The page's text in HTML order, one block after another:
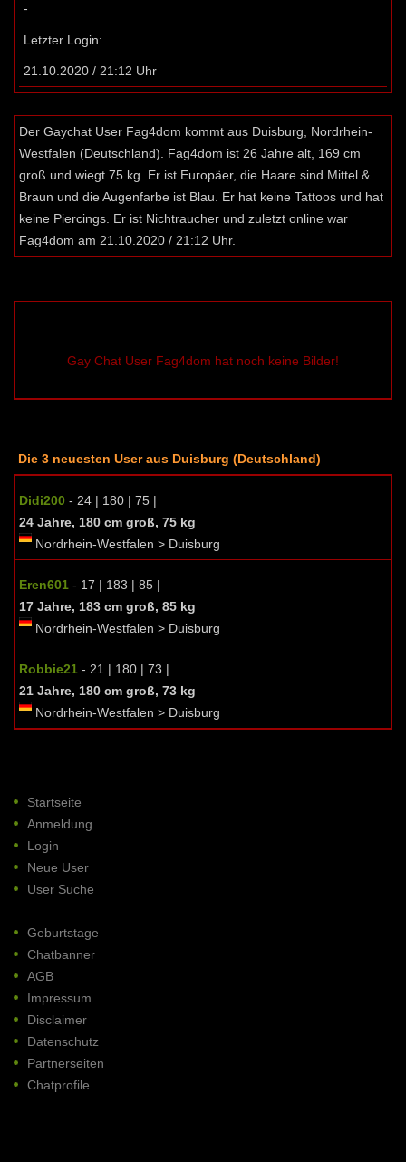
-
Letzter Login:
21.10.2020 / 21:12 Uhr
Der Gaychat User Fag4dom kommt aus Duisburg, Nordrhein-
Westfalen (Deutschland). Fag4dom ist 26 Jahre alt, 169 cm
groß und wiegt 75 kg. Er ist Europäer, die Haare sind Mittel &
Braun und die Augenfarbe ist Blau. Er hat keine Tattoos und hat
keine Piercings. Er ist Nichtraucher und zuletzt online war
Fag4dom am 21.10.2020 / 21:12 Uhr.
Gay Chat User Fag4dom hat noch keine Bilder!
Die 3 neuesten User aus Duisburg (Deutschland)
Didi200 - 24 | 180 | 75 |
24 Jahre, 180 cm groß, 75 kg
Nordrhein-Westfalen > Duisburg
Eren601 - 17 | 183 | 85 |
17 Jahre, 183 cm groß, 85 kg
Nordrhein-Westfalen > Duisburg
Robbie21 - 21 | 180 | 73 |
21 Jahre, 180 cm groß, 73 kg
Nordrhein-Westfalen > Duisburg
Startseite
Anmeldung
Login
Neue User
User Suche
Geburtstage
Chatbanner
AGB
Impressum
Disclaimer
Datenschutz
Partnerseiten
Chatprofile